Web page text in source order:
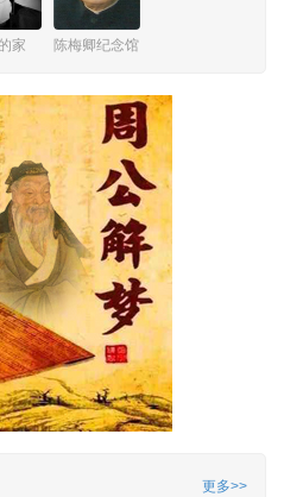
家 陈梅卿纪念馆
更多>>